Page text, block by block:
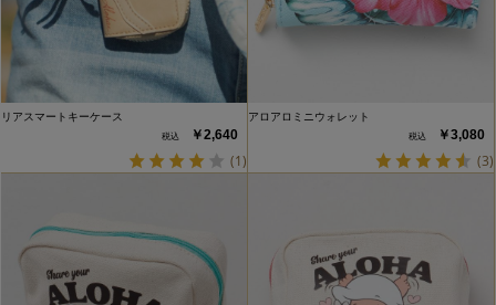
リアスマートキーケース
￥2,640
(1)
アロアロミニウォレット
￥3,080
(3)